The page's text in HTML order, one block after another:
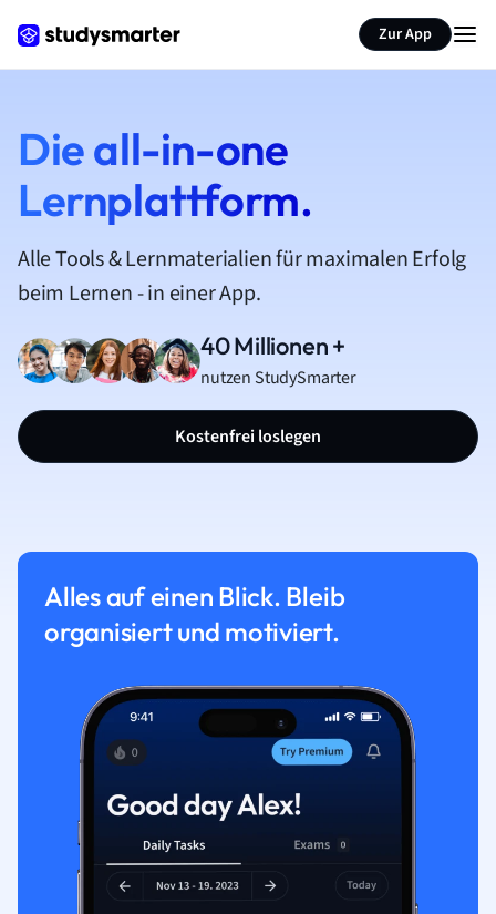
Zur App
Die all-in-one
Lernplattform.
Alle Tools & Lernmaterialien für maximalen Erfolg
beim Lernen - in einer App.
40 Millionen +
nutzen StudySmarter
Kostenfrei loslegen
Alles auf einen Blick. Bleib
organisiert und motiviert.